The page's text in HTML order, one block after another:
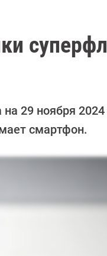
29 ноября
смартфон.